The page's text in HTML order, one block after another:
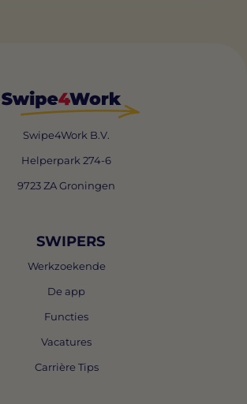
Swipe4Work B.V.
Helperpark 274-6
9723 ZA Groningen
SWIPERS
Werkzoekende
De app
Functies
Vacatures
Carrière Tips